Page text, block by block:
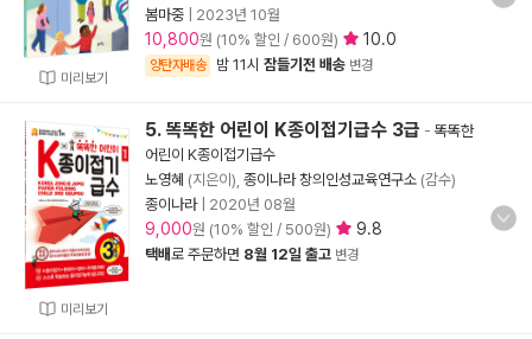
미리보기
봄마중
2023년 10월
10,800원 (10% 할인 / 600원) 10.0
양탄자배송 밤 11시 잠들기전 배송 변경
미리보기
5. 똑똑한 어린이 K종이접기급수 3급 - 똑똑한
어린이 K종이접기급수
노영혜 (지은이), 종이나라 창의인성교육연구소 (감수)
종이나라| 2020년 08월
9,000원 (10% 할인 / 500원) 9.8
택배로 주문하면 8월 12일 출고 변경